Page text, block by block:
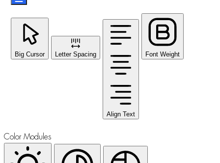
Big Cursor Letter Spacing
Align Text
Font Weight
Color Modules